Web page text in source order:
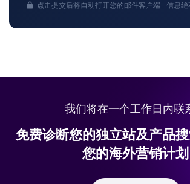
点击提交后将自动打开您的邮件客户端 · 信息绝
我们将在一个工作日内联
免费诊断您的独立站及产品
您的海外营销计划